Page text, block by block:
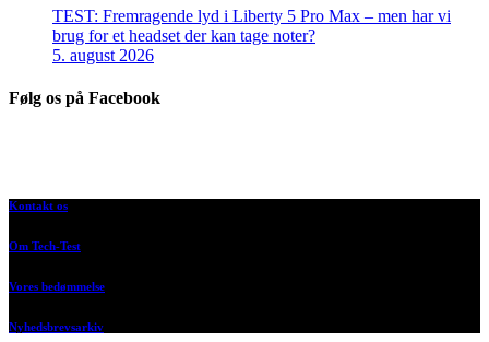
TEST: Fremragende lyd i Liberty 5 Pro Max – men har vi
brug for et headset der kan tage noter?
5. august 2026
Følg os på Facebook
Kontakt os
Om Tech-Test
Vores bedømmelse
Nyhedsbrevsarkiv